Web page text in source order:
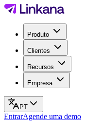
Produto
Clientes
Recursos
Empresa
PT
EntrarAgende uma demo